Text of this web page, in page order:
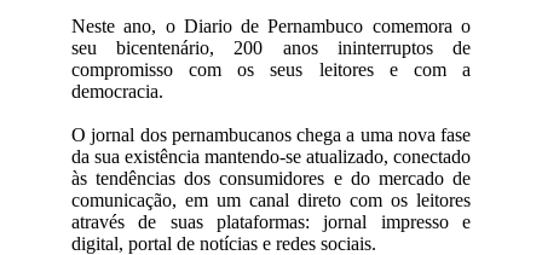
Neste ano, o Diario de Pernambuco comemora o
seu bicentenário, 200 anos ininterruptos de
compromisso com os seus leitores e com a
democracia.
O jornal dos pernambucanos chega a uma nova fase
da sua existência mantendo-se atualizado, conectado
às tendências dos consumidores e do mercado de
comunicação, em um canal direto com os leitores
através de suas plataformas: jornal impresso e
digital, portal de notícias e redes sociais.